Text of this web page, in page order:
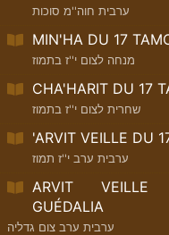
ערבית חוה''מ סוכות
MIN'HA DU 17
מנחה לצום י''ז בתמוז
CHA'HARIT DU 17
שחרית לצום י''ז בתמוז
'ARVIT VEILLE DU
ערבית ערב י''ז תמוז
ARVIT
GUÉDALIA
ערבית ערב צום גדליה